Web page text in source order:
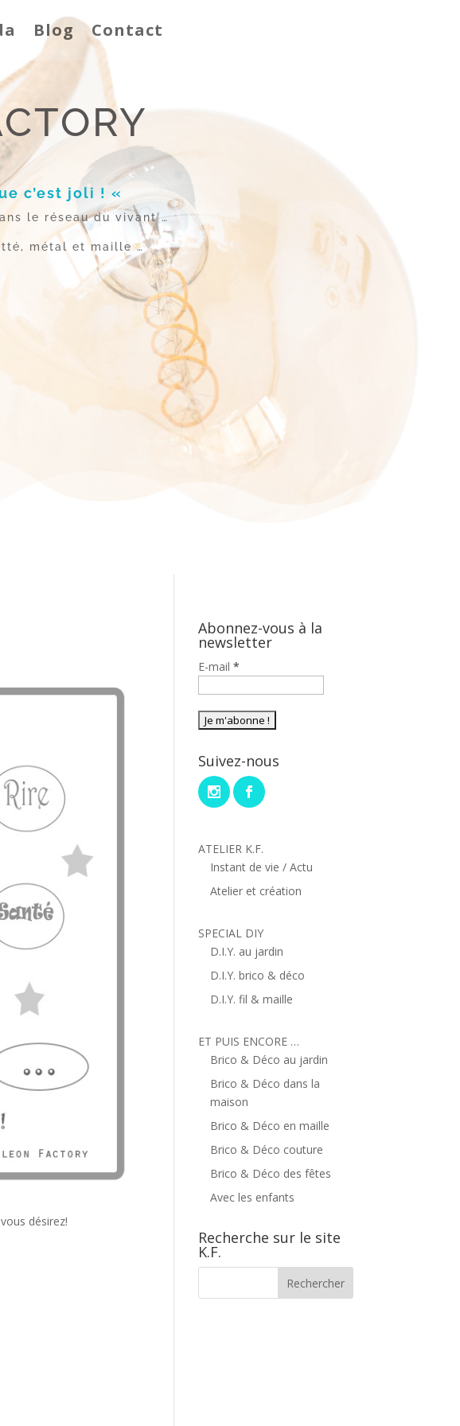
Blog Contact
c’est joli ! «
le réseau du vivant …
métal et maille …
désirez!
Abonnez-vous à la
newsletter
E-mail*
Suivez-nous
ATELIER K.F.
Instant de vie / Actu
Atelier et création
SPECIAL DIY
D.I.Y. au jardin
D.I.Y. brico & déco
D.I.Y. fil & maille
ET PUIS ENCORE …
Brico & Déco au jardin
Brico & Déco dans la
maison
Brico & Déco en maille
Brico & Déco couture
Brico & Déco des fêtes
Avec les enfants
Recherche sur le site
K.F.